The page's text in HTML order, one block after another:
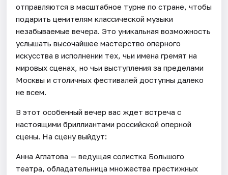
отправляются в масштабное турне по стране, чтобы
подарить ценителям классической музыки
незабываемые вечера. Это уникальная возможность
услышать высочайшее мастерство оперного
искусства в исполнении тех, чьи имена гремят на
мировых сценах, но чьи выступления за пределами
Москвы и столичных фестивалей доступны далеко
не всем.
В этот особенный вечер вас ждет встреча с
настоящими бриллиантами российской оперной
сцены. На сцену выйдут:
Анна Аглатова — ведущая солистка Большого
театра, обладательница множества престижных